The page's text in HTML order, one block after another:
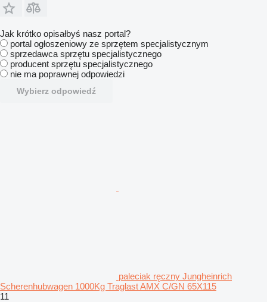
Jak krótko opisałbyś nasz portal?
portal ogłoszeniowy ze sprzętem specjalistycznym
sprzedawca sprzętu specjalistycznego
producent sprzętu specjalistycznego
nie ma poprawnej odpowiedzi
Wybierz odpowiedź
paleciak ręczny Jungheinrich
Scherenhubwagen 1000Kg Traglast AMX C/GN 65X115
11